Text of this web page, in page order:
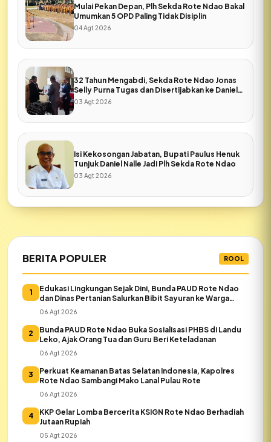
Mulai Pekan Depan, Plh Sekda Rote Ndao Bakal
Umumkan 5 OPD Paling Tidak Disiplin
04 Agt 2026
32 Tahun Mengabdi, Sekda Rote Ndao Jonas
Selly Purna Tugas dan Disertijabkan ke Daniel
Nalle
03 Agt 2026
Isi Kekosongan Jabatan, Bupati Paulus Henuk
Tunjuk Daniel Nalle Jadi Plh Sekda Rote Ndao
03 Agt 2026
BERITA POPULER ROOL
1
Edukasi Lingkungan Sejak Dini, Bunda PAUD Rote Ndao
dan Dinas Pertanian Salurkan Bibit Sayuran ke Warga
Daeloni
06 Agt 2026
2
Bunda PAUD Rote Ndao Buka Sosialisasi PHBS di Landu
Leko, Ajak Orang Tua dan Guru Beri Keteladanan
06 Agt 2026
3
Perkuat Keamanan Batas Selatan Indonesia, Kapolres
Rote Ndao Sambangi Mako Lanal Pulau Rote
06 Agt 2026
4
KKP Gelar Lomba Bercerita KSIGN Rote Ndao Berhadiah
Jutaan Rupiah
05 Agt 2026